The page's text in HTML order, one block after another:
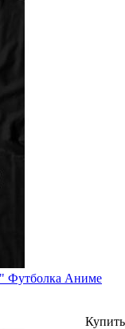
Футболка Аниме
Купить